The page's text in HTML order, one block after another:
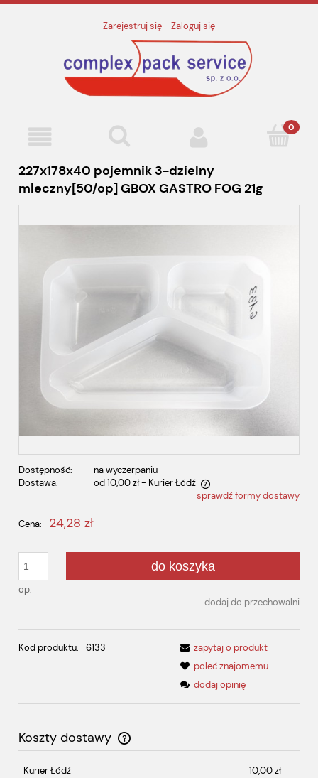
Zarejestruj się Zaloguj się
227x178x40 pojemnik 3-dzielny
mleczny[50/op] GBOX GASTRO FOG 21g
Dostępność:
na wyczerpaniu
Dostawa:
od 10,00 zł - Kurier Łódź
Cena nie zawiera ewentualnych kosztów płatnościsprawdź formy dostawy
Cena: 24,28 zł
op.
do koszyka
dodaj do przechowalni
Kod produktu: 6133
zapytaj o produkt
poleć znajomemu
dodaj opinię
Koszty dostawy
Cena nie zawiera ewentualnych kosztów płatności
Kurier Łódź 10,00 zł